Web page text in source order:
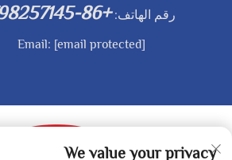
رقم الهاتف: +86-13798257145
Email: [email protected]
We value your privacy